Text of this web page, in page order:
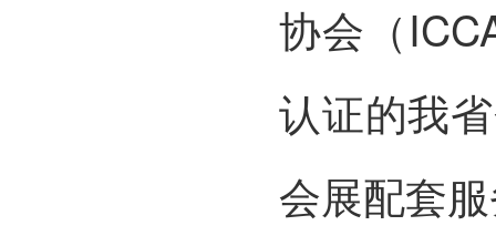
协会（
认证的我
会展配套